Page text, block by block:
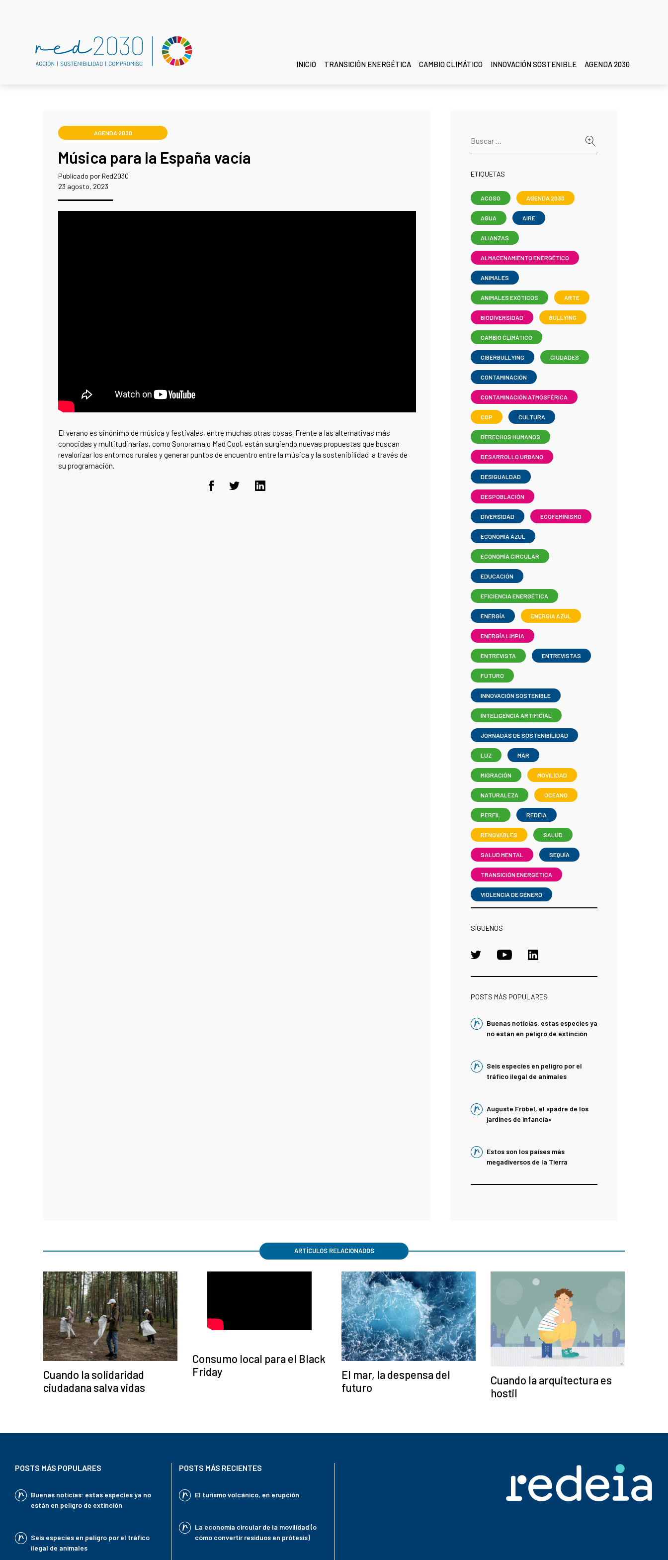
INICIO TRANSICIÓN ENERGÉTICA CAMBIO CLIMÁTICO INNOVACIÓN SOSTENIBLE AGENDA 2030
AGENDA 2030
Música para la España vacía
Publicado por Red2030
23 agosto, 2023
El verano es sinónimo de música y festivales, entre muchas otras cosas. Frente a las alternativas más
conocidas y multitudinarias, como Sonorama o Mad Cool, están surgiendo nuevas propuestas que buscan
revalorizar los entornos rurales y generar puntos de encuentro entre la música y la sostenibilidad a través de
su programación.
ETIQUETAS
ACOSO AGENDA 2030
AGUA AIRE
ALIANZAS
ALMACENAMIENTO ENERGÉTICO
ANIMALES
ANIMALES EXÓTICOS ARTE
BIODIVERSIDAD BULLYING
CAMBIO CLIMÁTICO
CIBERBULLYING CIUDADES
CONTAMINACIÓN
CONTAMINACIÓN ATMOSFÉRICA
COP CULTURA
DERECHOS HUMANOS
DESARROLLO URBANO
DESIGUALDAD
DESPOBLACIÓN
DIVERSIDAD ECOFEMINISMO
ECONOMIA AZUL
ECONOMÍA CIRCULAR
EDUCACIÓN
EFICIENCIA ENERGÉTICA
ENERGÍA ENERGIA AZUL
ENERGÍA LIMPIA
ENTREVISTA ENTREVISTAS
FUTURO
INNOVACIÓN SOSTENIBLE
INTELIGENCIA ARTIFICIAL
JORNADAS DE SOSTENIBILIDAD
LUZ MAR
MIGRACIÓN MOVILIDAD
NATURALEZA OCEANO
PERFIL REDEIA
RENOVABLES SALUD
SALUD MENTAL SEQUÍA
TRANSICIÓN ENERGÉTICA
VIOLENCIA DE GÉNERO
SÍGUENOS
POSTS MÁS POPULARES
Buenas noticias: estas especies ya
no están en peligro de extinción
Seis especies en peligro por el
tráfico ilegal de animales
Auguste Fröbel, el «padre de los
jardines de infancia»
Estos son los países más
megadiversos de la Tierra
ARTÍCULOS RELACIONADOS
Cuando la solidaridad
ciudadana salva vidas
Consumo local para el Black
Friday
El mar, la despensa del
futuro
Cuando la arquitectura es
hostil
POSTS MÁS POPULARES
Buenas noticias: estas especies ya no
están en peligro de extinción
Seis especies en peligro por el tráfico
ilegal de animales
POSTS MÁS RECIENTES
El turismo volcánico, en erupción
La economía circular de la movilidad (o
cómo convertir residuos en prótesis)